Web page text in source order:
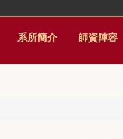
系所簡介 師資陣容